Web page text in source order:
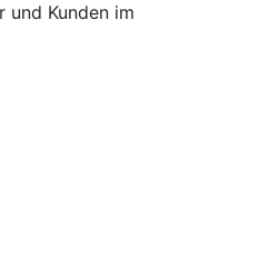
Kunden im